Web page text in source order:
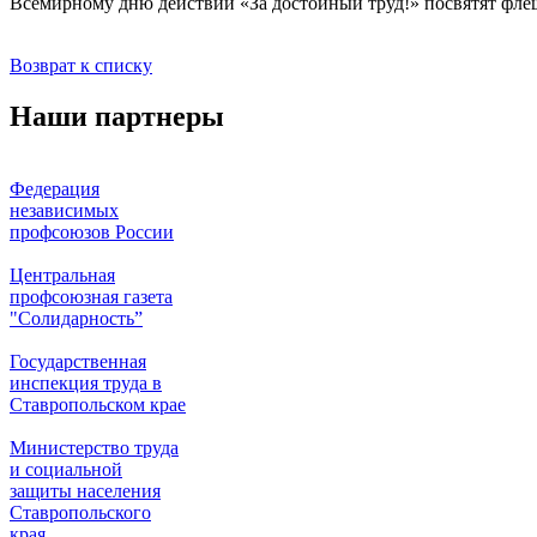
Возврат к списку
Наши партнеры
Федерация
независимых
профсоюзов России
Центральная
профсоюзная газета
"Солидарность”
Государственная
инспекция труда в
Ставропольском крае
Министерство труда
и социальной
защиты населения
Ставропольского